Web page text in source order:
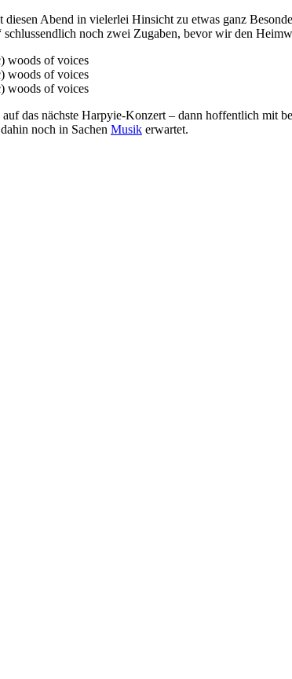
diesen Abend in vielerlei Hinsicht zu etwas ganz
noch zwei Zugaben, bevor wir den
das nächste Harpyie-Konzert – dann hoffentlich mit
noch in Sachen Musik erwartet.